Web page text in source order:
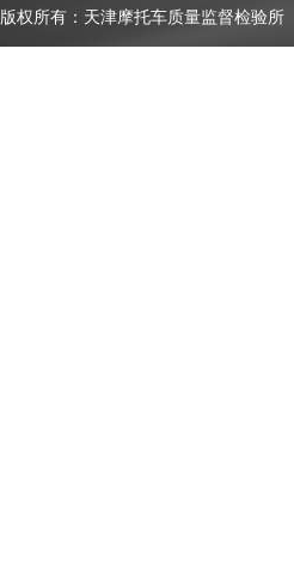
版权所有：天津摩托车质量监督检